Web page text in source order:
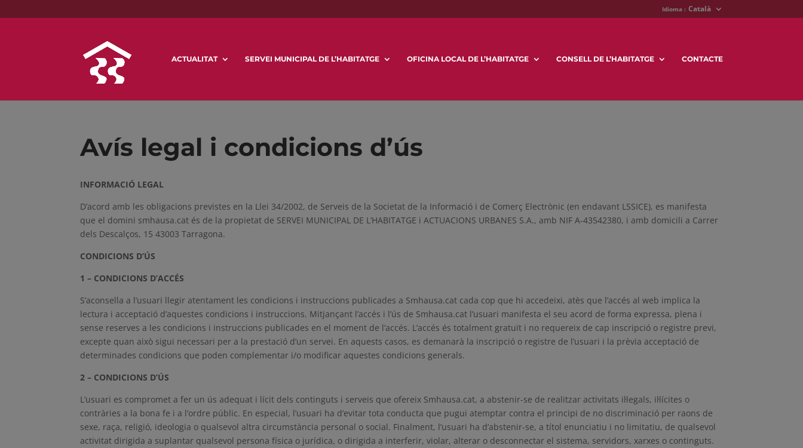
Idioma : Català
ACTUALITAT SERVEI MUNICIPAL DE L’HABITATGE OFICINA LOCAL DE L’HABITATGE CONSELL DE L’HABITATGE CONTACTE
Avís legal i condicions d’ús
INFORMACIÓ LEGAL
D’acord amb les obligacions previstes en la Llei 34/2002, de Serveis de la Societat de la Informació i de Comerç Electrònic (en endavant LSSICE), es manifesta
que el domini smhausa.cat és de la propietat de SERVEI MUNICIPAL DE L’HABITATGE i ACTUACIONS URBANES S.A., amb NIF A-43542380, i amb domicili a Carrer
dels Descalços, 15 43003 Tarragona.
CONDICIONS D’ÚS
1 – CONDICIONS D’ACCÉS
S’aconsella a l’usuari llegir atentament les condicions i instruccions publicades a Smhausa.cat cada cop que hi accedeixi, atès que l’accés al web implica la
lectura i acceptació d’aquestes condicions i instruccions. Mitjançant l’accés i l’ús de Smhausa.cat l’usuari manifesta el seu acord de forma expressa, plena i
sense reserves a les condicions i instruccions publicades en el moment de l’accés. L’accés és totalment gratuït i no requereix de cap inscripció o registre previ,
excepte quan això sigui necessari per a la prestació d’un servei. En aquests casos, es demanarà la inscripció o registre de l’usuari i la prèvia acceptació de
determinades condicions que poden complementar i/o modificar aquestes condicions generals.
2 – CONDICIONS D’ÚS
L’usuari es compromet a fer un ús adequat i lícit dels continguts i serveis que ofereix Smhausa.cat, a abstenir-se de realitzar activitats il·legals, il·lícites o
contràries a la bona fe i a l’ordre públic. En especial, l’usuari ha d’evitar tota conducta que pugui atemptar contra el principi de no discriminació per raons de
sexe, raça, religió, ideologia o qualsevol altra circumstància personal o social. Finalment, l’usuari ha d’abstenir-se, a títol enunciatiu i no limitatiu, de qualsevol
activitat dirigida a suplantar qualsevol persona física o jurídica, o dirigida a interferir, violar, alterar o desconnectar el sistema, servidors, xarxes o continguts.